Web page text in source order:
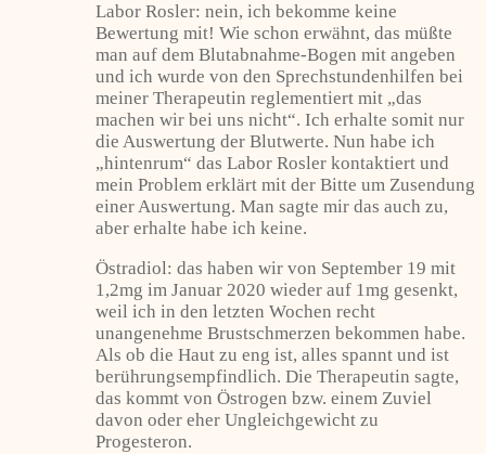
Labor Rosler: nein, ich bekomme keine
Bewertung mit! Wie schon erwähnt, das müßte
man auf dem Blutabnahme-Bogen mit angeben
und ich wurde von den Sprechstundenhilfen bei
meiner Therapeutin reglementiert mit „das
machen wir bei uns nicht“. Ich erhalte somit nur
die Auswertung der Blutwerte. Nun habe ich
„hintenrum“ das Labor Rosler kontaktiert und
mein Problem erklärt mit der Bitte um Zusendung
einer Auswertung. Man sagte mir das auch zu,
aber erhalte habe ich keine.
Östradiol: das haben wir von September 19 mit
1,2mg im Januar 2020 wieder auf 1mg gesenkt,
weil ich in den letzten Wochen recht
unangenehme Brustschmerzen bekommen habe.
Als ob die Haut zu eng ist, alles spannt und ist
berührungsempfindlich. Die Therapeutin sagte,
das kommt von Östrogen bzw. einem Zuviel
davon oder eher Ungleichgewicht zu
Progesteron.